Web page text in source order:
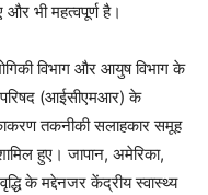
भी महत्वपूर्ण है।
विभाग और आयुष विभाग के
परिषद (आईसीएमआर) के
तकनीकी सलाहकार समूह
हुए। जापान, अमेरिका,
के मद्देनजर केंद्रीय स्वास्थ्य